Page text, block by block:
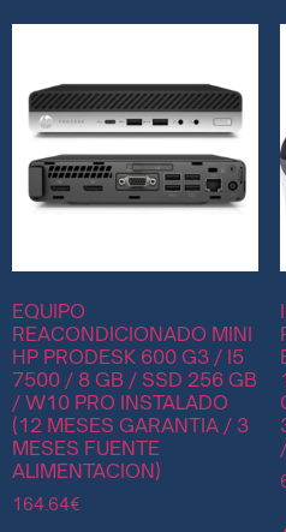
EQUIPO
REACONDICIONADO MINI
HP PRODESK 600 G3 / I5
7500 / 8 GB / SSD 256 GB
/ W10 PRO INSTALADO
(12 MESES GARANTIA / 3
MESES FUENTE
ALIMENTACION)
164.64€